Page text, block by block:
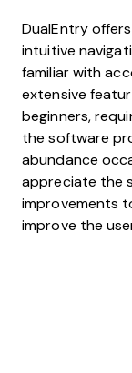
DualEntry
intuitive
familiar with
extensive
beginners,
the software
abundance
appreciate the
improvements
improve the